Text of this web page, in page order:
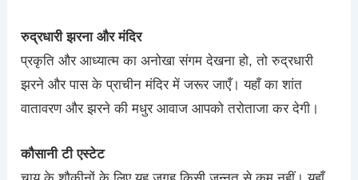
रुद्रधारी झरना और मंदिर
प्रकृति और आध्यात्म का अनोखा संगम देखना हो, तो रुद्रधारी
झरने और पास के प्राचीन मंदिर में जरूर जाएँ। यहाँ का शांत
वातावरण और झरने की मधुर आवाज आपको तरोताजा कर देगी।
कौसानी टी एस्टेट